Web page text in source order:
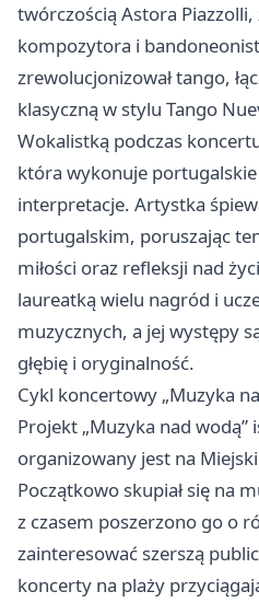
twórczością Astora
kompozytora i
zrewolucjonizował tango,
klasyczną w stylu Tango
Wokalistką podczas
która wykonuje
interpretacje. Artystka
portugalskim, poruszając
miłości oraz refleksji nad
laureatką wielu nagród i
muzycznych, a jej występy
głębię i oryginalność.
Cykl koncertowy „Muzyka
Projekt „Muzyka nad
organizowany jest na
Początkowo skupiał się na
z czasem poszerzono go o
zainteresować szerszą
koncerty na plaży